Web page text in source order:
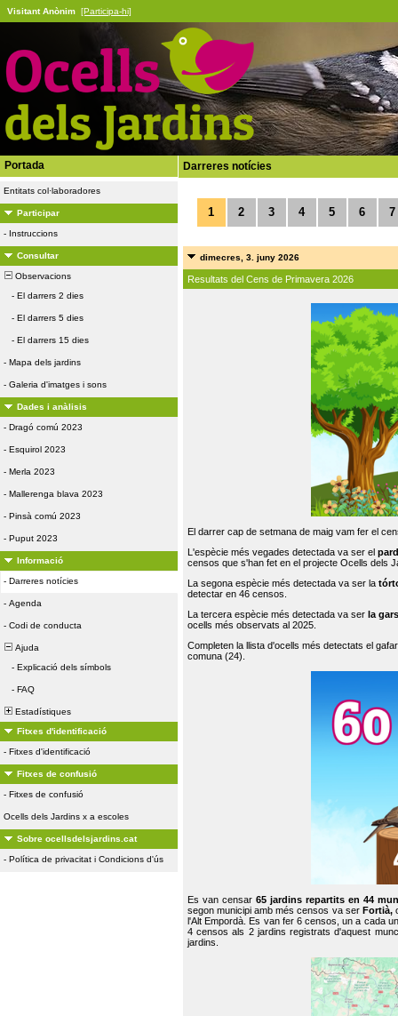
Visitant Anònim [Participa-hi]
Portada
Entitats col·laboradores
Participar
- Instruccions
Consultar
Observacions
- El darrers 2 dies
- El darrers 5 dies
- El darrers 15 dies
- Mapa dels jardins
- Galeria d'imatges i sons
Dades i anàlisis
- Dragó comú 2023
- Esquirol 2023
- Merla 2023
- Mallerenga blava 2023
- Pinsà comú 2023
- Puput 2023
Informació
- Darreres notícies
- Agenda
- Codi de conducta
Ajuda
- Explicació dels símbols
- FAQ
Estadístiques
Fitxes d'identificació
- Fitxes d'identificació
Fitxes de confusió
- Fitxes de confusió
Ocells dels Jardins x a escoles
Sobre ocellsdelsjardins.cat
- Política de privacitat i Condicions d'ús
Darreres notícies
1 2 3 4 5 6 7
dimecres, 3. juny 2026
Resultats del Cens de Primavera 2026
El darrer cap de setmana de maig vam fer el
L'espècie més vegades detectada va ser el
censos que s'han fet en el projecte Ocells dels
La segona espècie més detectada va ser la
detectar en 46 censos.
La tercera espècie més detectada va ser la
ocells més observats al 2025.
Completen la llista d'ocells més detectats el
comuna (24).
Es van censar65 jardins repartits en 44
segon municipi amb més censos va ser Fortià,
l'Alt Empordà. Es van fer 6 censos, un a cada
4 censos als 2 jardins registrats d'aquest
jardins.